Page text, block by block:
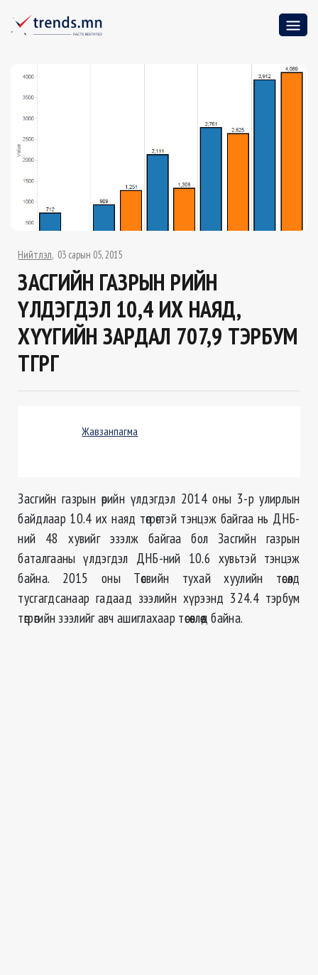
Нийтлэл 03 сарын 05, 2015
ЗАСГИЙН ГАЗРЫН ӨРИЙН
ҮЛДЭГДЭЛ 10,4 ИХ НАЯД,
ХҮҮГИЙН ЗАРДАЛ 707,9 ТЭРБУМ
ТӨГРӨГ
Жавзанпагма
Засгийн газрын өрийн үлдэгдэл 2014 оны 3-р улирлын
байдлаар 10.4 их наяд төгрөгтэй тэнцэж байгаа нь ДНБ-
ний 48 хувийг эзэлж байгаа бол Засгийн газрын
баталгааны үлдэгдэл ДНБ-ний 10.6 хувьтэй тэнцэж
байна. 2015 оны Төсвийн тухай хуулийн төсөлд
тусгагдсанаар гадаад зээлийн хүрээнд 324.4 тэрбум
төгрөгийн зээлийг авч ашиглахаар төсөвлөөд байна.